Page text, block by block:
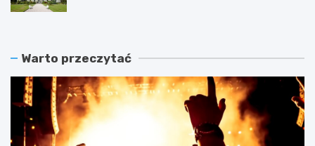
Warto przeczytać